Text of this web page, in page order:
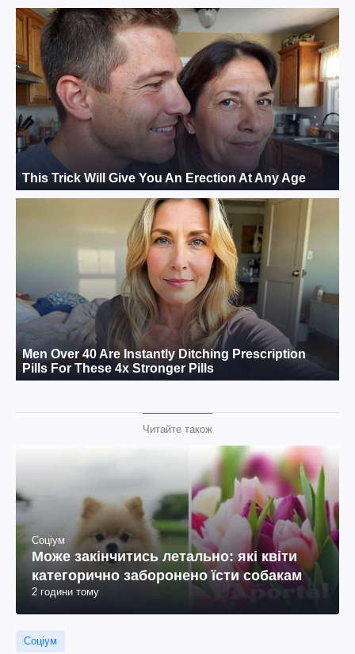
Читайте також
Соціум
Може закінчитись летально: які квіти
категорично заборонено їсти собакам
2 години тому
Соціум